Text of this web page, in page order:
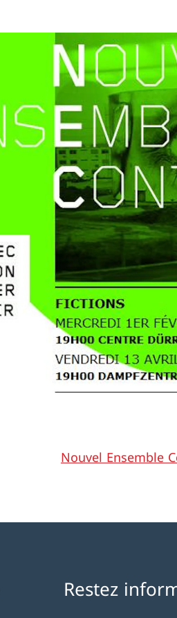
Nouvel Ensemble
Restez